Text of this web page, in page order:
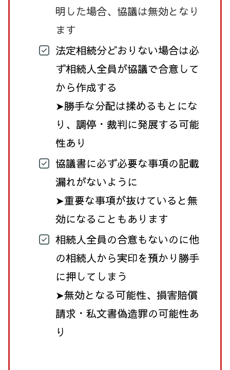
明した場合、協議は無効となり
ます
法定相続分どおりない場合は必
ず相続人全員が協議で合意して
から作成する
➤勝手な分配は揉めるもとにな
り、調停・裁判に発展する可能
性あり
協議書に必ず必要な事項の記載
漏れがないように
➤重要な事項が抜けていると無
効になることもあります
相続人全員の合意もないのに他
の相続人から実印を預かり勝手
に押してしまう
➤無効となる可能性、損害賠償
請求・私文書偽造罪の可能性あ
り